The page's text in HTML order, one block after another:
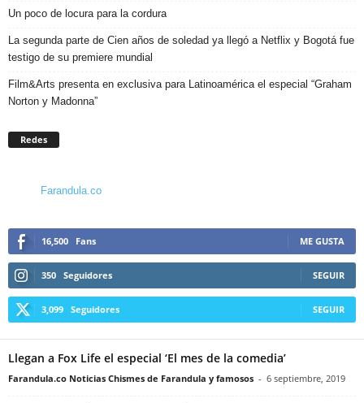
Un poco de locura para la cordura
La segunda parte de Cien años de soledad ya llegó a Netflix y Bogotá fue
testigo de su premiere mundial
Film&Arts presenta en exclusiva para Latinoamérica el especial “Graham
Norton y Madonna”
Redes
Farandula.co
16,500 Fans ME GUSTA
350 Seguidores SEGUIR
3,099 Seguidores SEGUIR
Llegan a Fox Life el especial ‘El mes de la comedia’
Farandula.co Noticias Chismes de Farandula y famosos - 6 septiembre, 2019